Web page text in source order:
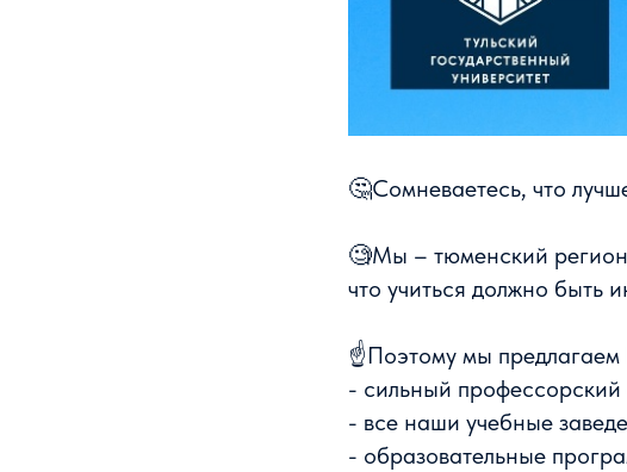
🤔Сомневаетесь, что
🧐Мы – тюменский
что учиться должно быть
☝Поэтому мы предлагаем
- сильный профессорский
- все наши учебные
- образовательные